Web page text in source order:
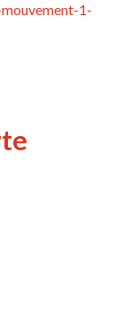
1-